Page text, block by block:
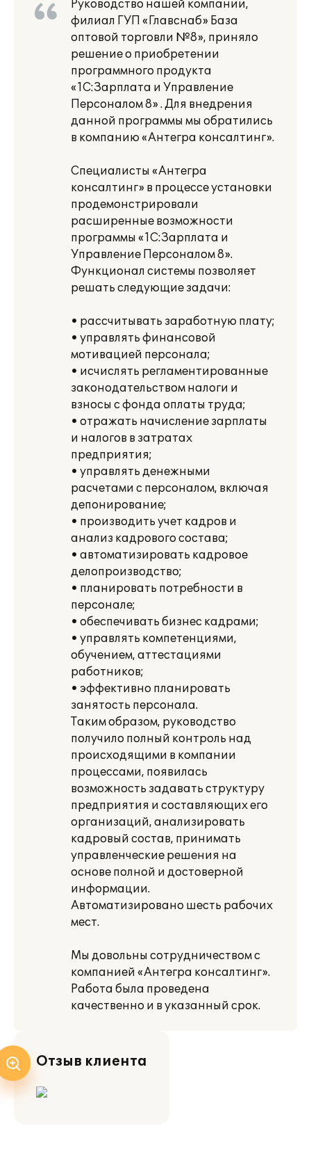
Руководство нашей компании,
филиал ГУП «Главснаб» База
оптовой торговли №8», приняло
решение о приобретении
программного продукта
«1С:Зарплата и Управление
Персоналом 8» . Для внедрения
данной программы мы обратились
в компанию «Антегра консалтинг».
Специалисты «Антегра
консалтинг» в процессе установки
продемонстрировали
расширенные возможности
программы «1С:Зарплата и
Управление Персоналом 8».
Функционал системы позволяет
решать следующие задачи:
• рассчитывать заработную плату;
• управлять финансовой
мотивацией персонала;
• исчислять регламентированные
законодательством налоги и
взносы с фонда оплаты труда;
• отражать начисление зарплаты
и налогов в затратах
предприятия;
• управлять денежными
расчетами с персоналом, включая
депонирование;
• производить учет кадров и
анализ кадрового состава;
• автоматизировать кадровое
делопроизводство;
• планировать потребности в
персонале;
• обеспечивать бизнес кадрами;
• управлять компетенциями,
обучением, аттестациями
работников;
• эффективно планировать
занятость персонала.
Таким образом, руководство
получило полный контроль над
происходящими в компании
процессами, появилась
возможность задавать структуру
предприятия и составляющих его
организаций, анализировать
кадровый состав, принимать
управленческие решения на
основе полной и достоверной
информации.
Автоматизировано шесть рабочих
мест.
Мы довольны сотрудничеством с
компанией «Антегра консалтинг».
Работа была проведена
качественно и в указанный срок.
Отзыв клиента